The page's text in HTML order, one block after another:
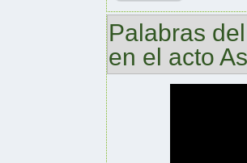
Palabras
en el acto